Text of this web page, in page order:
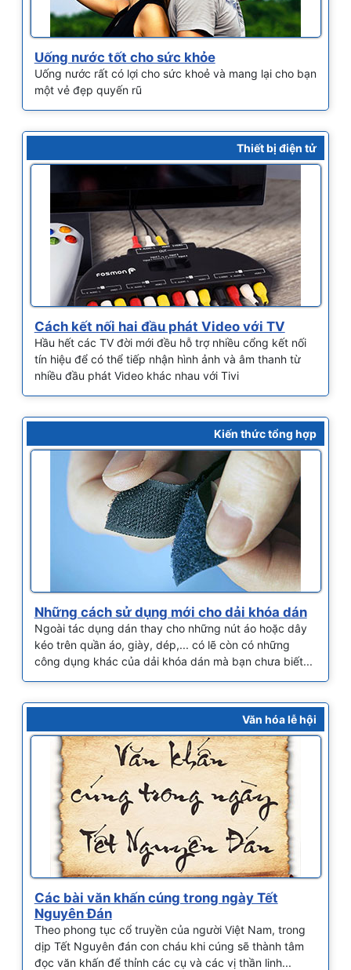
Uống nước tốt cho sức khỏe
Uống nước rất có lợi cho sức khoẻ và mang lại cho bạn
một vẻ đẹp quyến rũ
Thiết bị điện tử
Cách kết nối hai đầu phát Video với TV
Hầu hết các TV đời mới đều hỗ trợ nhiều cổng kết nối
tín hiệu để có thể tiếp nhận hình ảnh và âm thanh từ
nhiều đầu phát Video khác nhau với Tivi
Kiến thức tổng hợp
Những cách sử dụng mới cho dải khóa dán
Ngoài tác dụng dán thay cho những nút áo hoặc dây
kéo trên quần áo, giày, dép,... có lẽ còn có những
công dụng khác của dải khóa dán mà bạn chưa biết...
Văn hóa lễ hội
Các bài văn khấn cúng trong ngày Tết
Nguyên Đán
Theo phong tục cổ truyền của người Việt Nam, trong
dịp Tết Nguyên đán con cháu khi cúng sẽ thành tâm
đọc văn khấn để thỉnh các cụ và các vị thần linh...